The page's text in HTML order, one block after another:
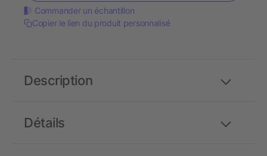
Commander un échantillon
Copier le lien du produit personnalisé
Détails
Description